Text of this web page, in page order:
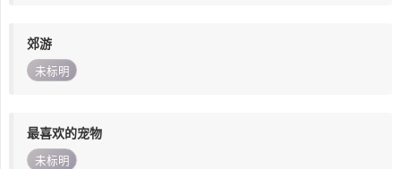
郊游
未标明
最喜欢的宠物
未标明